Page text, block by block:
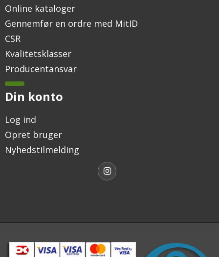
Online kataloger
Gennemfør en ordre med MitID
CSR
Kvalitetsklasser
Producentansvar
Din konto
Log ind
Opret bruger
Nyhedstilmelding